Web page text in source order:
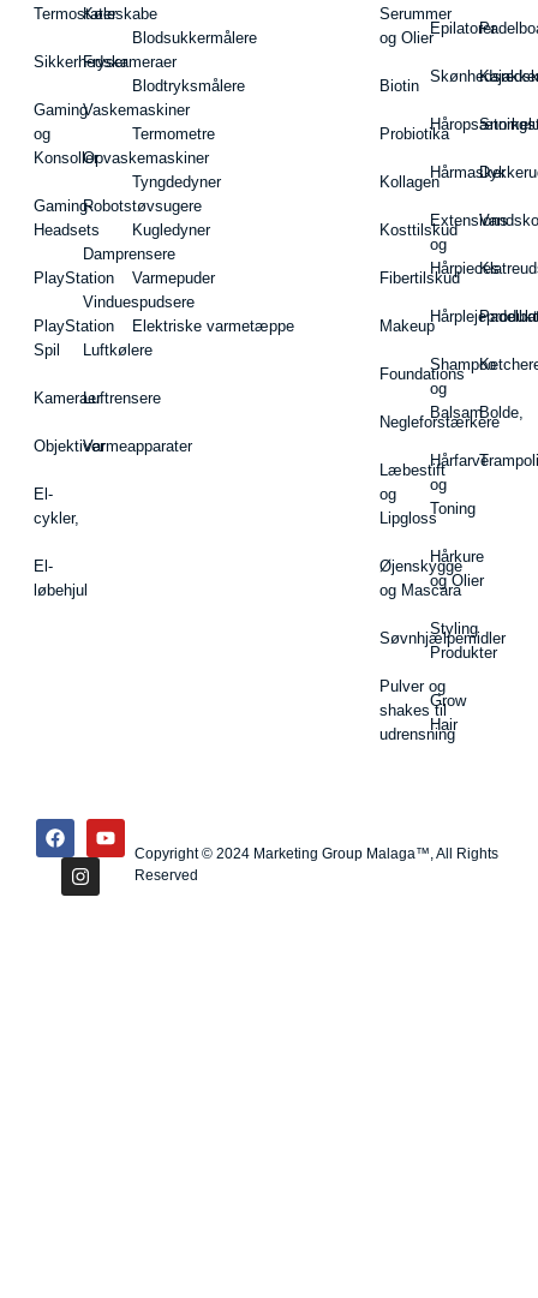
Termostater
Sikkerhedskameraer
Gaming
og
Konsoller
Gaming-
Headsets
PlayStation
PlayStation
Spil
Kameraer
Objektiver
El-
cykler,
El-
løbehjul
Køleskabe
Fryser
Vaskemaskiner
Opvaskemaskiner
Robotstøvsugere
Damprensere
Vinduespudsere
Luftkølere
Luftrensere
Varmeapparater
Blodsukkermålere
Blodtryksmålere
Termometre
Tyngdedyner
Kugledyner
Varmepuder
Elektriske varmetæppe
Serummer
og Olier
Biotin
Probiotika
Kollagen
Kosttilskud
Fibertilskud
Makeup
Foundations
Negleforstærkere
Læbestift
og
Lipgloss
Øjenskygge
og Mascara
Søvnhjælpemidler
Pulver og
shakes til
udrensning
Epilatorer
Hårmasker
Extensions
og
Hårpieces
Shampoo
og
Balsam
Hårfarve
og
Toning
Hårkure
og Olier
Styling
Produkter
Grow
Hair
Vandsko
Bolde,
Copyright © 2024 Marketing Group Malaga™, All Rights
Reserved